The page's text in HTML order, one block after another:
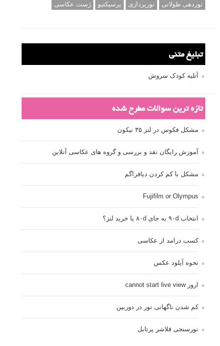
نوردهی طولانی
نورپردازی پرسپکتیو ژست عکاسی
تبلیغ متنی
آتلیه کودک سروش
تازه ترین سوالات مطرح شده
مشکل فکوس در لنز ۳۵ نیکون
آموزش رایگان نقد و بررسی و گروه های عکاسی آنلاین
مشکل با کم کردن دیافراگم
Fujifilm or Olympus
انتخاب ۹۰d به جای ۸۰d یا خرید لنز؟
کسب درامد از عکاسی
نحوه آپلود عکس
ارور cannot start live view
کم شدن ناگهانی نور در دوربین
نورسنجی فلاشر پرتابل